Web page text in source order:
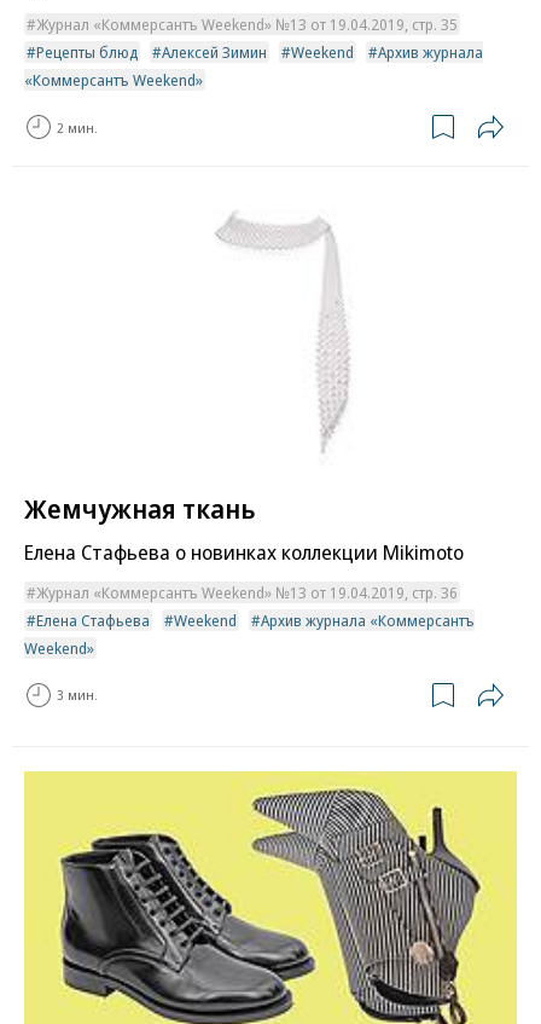
Журнал «Коммерсантъ Weekend» №13 от 19.04.2019, стр. 35
Рецепты блюд
Алексей Зимин Weekend
Архив журнала
«Коммерсантъ Weekend»
2 мин.
Жемчужная ткань
Елена Стафьева о новинках коллекции Mikimoto
Журнал «Коммерсантъ Weekend» №13 от 19.04.2019, стр. 36
Елена Стафьева
Weekend
Архив журнала «Коммерсантъ
Weekend»
3 мин.